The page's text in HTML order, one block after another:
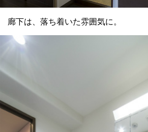
廊下は、落ち着いた雰囲気に。